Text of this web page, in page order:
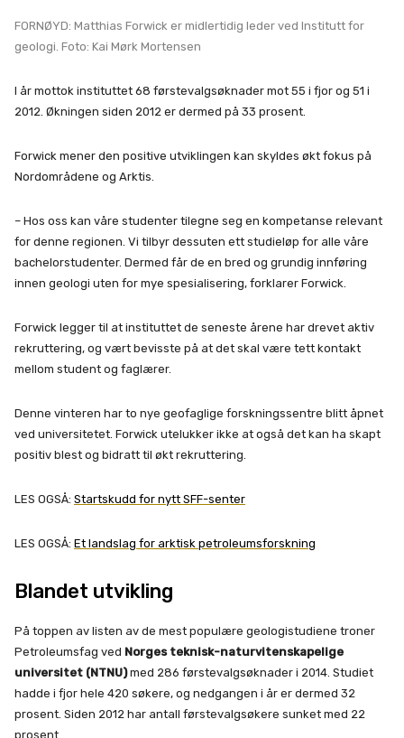
FORNØYD: Matthias Forwick er midlertidig leder ved Institutt for
geologi. Foto: Kai Mørk Mortensen
I år mottok instituttet 68 førstevalgsøknader mot 55 i fjor og 51 i
2012. Økningen siden 2012 er dermed på 33 prosent.
Forwick mener den positive utviklingen kan skyldes økt fokus på
Nordområdene og Arktis.
– Hos oss kan våre studenter tilegne seg en kompetanse relevant
for denne regionen. Vi tilbyr dessuten ett studieløp for alle våre
bachelorstudenter. Dermed får de en bred og grundig innføring
innen geologi uten for mye spesialisering, forklarer Forwick.
Forwick legger til at instituttet de seneste årene har drevet aktiv
rekruttering, og vært bevisste på at det skal være tett kontakt
mellom student og faglærer.
Denne vinteren har to nye geofaglige forskningssentre blitt åpnet
ved universitetet. Forwick utelukker ikke at også det kan ha skapt
positiv blest og bidratt til økt rekruttering.
LES OGSÅ: Startskudd for nytt SFF-senter
LES OGSÅ: Et landslag for arktisk petroleumsforskning
Blandet utvikling
På toppen av listen av de mest populære geologistudiene troner
Petroleumsfag ved Norges teknisk-naturvitenskapelige
universitet (NTNU)med 286 førstevalgsøknader i 2014. Studiet
hadde i fjor hele 420 søkere, og nedgangen i år er dermed 32
prosent. Siden 2012 har antall førstevalgsøkere sunket med 22
prosent.